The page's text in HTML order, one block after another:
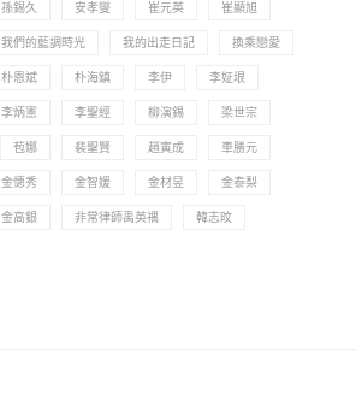
孫錫久 安孝燮 崔元英 崔顯旭
我們的藍調時光 我的出走日記 換乘戀愛
朴恩斌 朴海鎮 李伊 李姃垠
李炳憲 李聖經 柳演錫 梁世宗
苞娜 裴聖賢 趙寅成 車勝元
金憓秀 金智媛 金材昱 金泰梨
金高銀 非常律師禹英禑 韓志旼